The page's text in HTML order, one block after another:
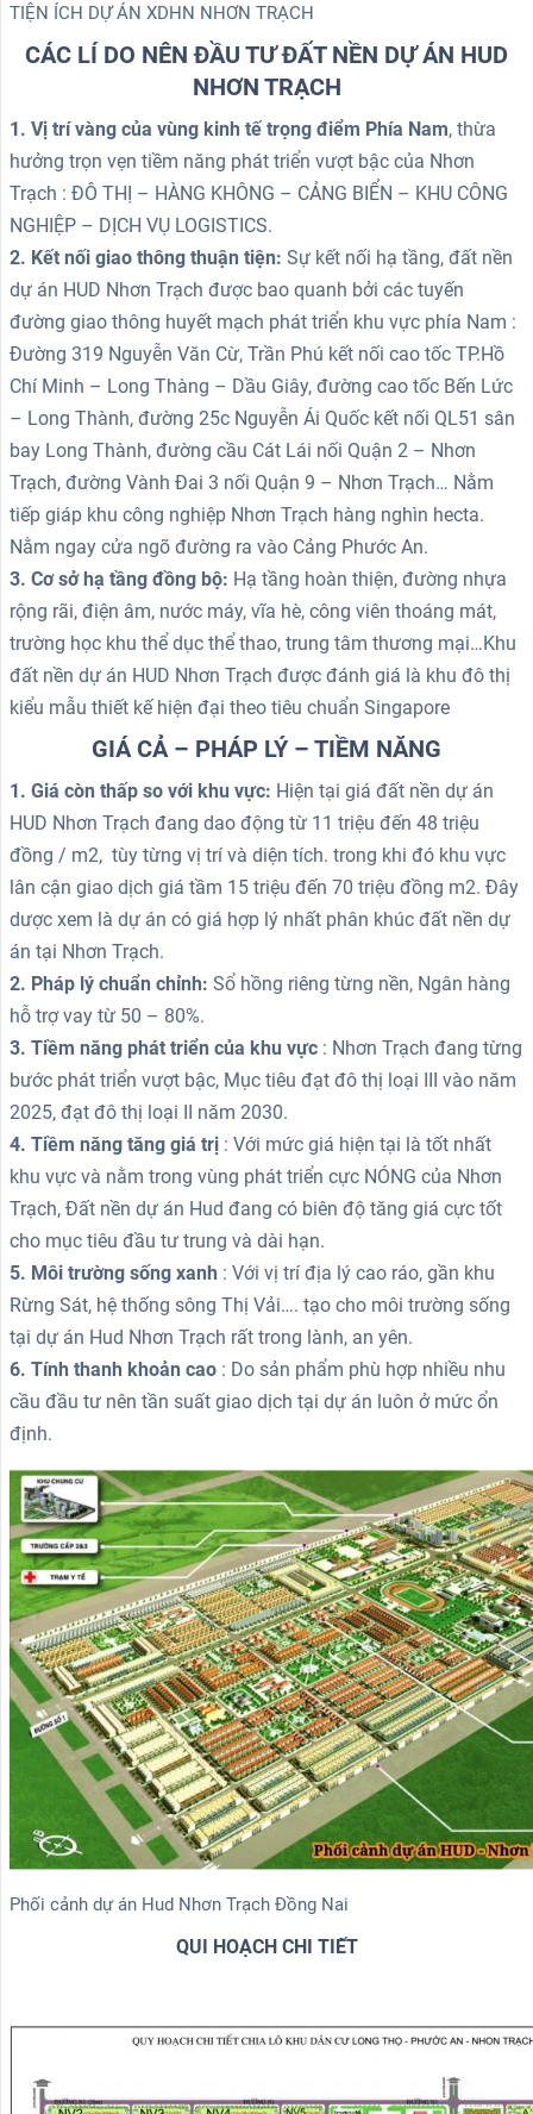
TIỆN ÍCH DỰ ÁN XDHN NHƠN TRẠCH
CÁC LÍ DO NÊN ĐẦU TƯ ĐẤT NỀN DỰ ÁN HUD
NHƠN TRẠCH
1. Vị trí vàng của vùng kinh tế trọng điểm Phía Nam, thừa
hưởng trọn vẹn tiềm năng phát triển vượt bậc của Nhơn
Trạch : ĐÔ THỊ – HÀNG KHÔNG – CẢNG BIỂN – KHU CÔNG
NGHIỆP – DỊCH VỤ LOGISTICS.
2. Kết nối giao thông thuận tiện: Sự kết nối hạ tầng, đất nền
dự án HUD Nhơn Trạch được bao quanh bởi các tuyến
đường giao thông huyết mạch phát triển khu vực phía Nam :
Đường 319 Nguyễn Văn Cừ, Trần Phú kết nối cao tốc TP.Hồ
Chí Minh – Long Thàng – Dầu Giây, đường cao tốc Bến Lức
– Long Thành, đường 25c Nguyễn Ái Quốc kết nối QL51 sân
bay Long Thành, đường cầu Cát Lái nối Quận 2 – Nhơn
Trạch, đường Vành Đai 3 nối Quận 9 – Nhơn Trạch… Nằm
tiếp giáp khu công nghiệp Nhơn Trạch hàng nghìn hecta.
Nằm ngay cửa ngõ đường ra vào Cảng Phước An.
3. Cơ sở hạ tầng đồng bộ: Hạ tầng hoàn thiện, đường nhựa
rộng rãi, điện âm, nước máy, vĩa hè, công viên thoáng mát,
trường học khu thể dục thể thao, trung tâm thương mại…Khu
đất nền dự án HUD Nhơn Trạch được đánh giá là khu đô thị
kiểu mẫu thiết kế hiện đại theo tiêu chuẩn Singapore
GIÁ CẢ – PHÁP LÝ – TIỀM NĂNG
1. Giá còn thấp so với khu vực: Hiện tại giá đất nền dự án
HUD Nhơn Trạch đang dao động từ 11 triệu đến 48 triệu
đồng / m2, tùy từng vị trí và diện tích. trong khi đó khu vực
lân cận giao dịch giá tầm 15 triệu đến 70 triệu đồng m2. Đây
dược xem là dự án có giá hợp lý nhất phân khúc đất nền dự
án tại Nhơn Trạch.
2. Pháp lý chuẩn chỉnh: Sổ hồng riêng từng nền, Ngân hàng
hỗ trợ vay từ 50 – 80%.
3. Tiềm năng phát triển của khu vực : Nhơn Trạch đang từng
bước phát triển vượt bậc, Mục tiêu đạt đô thị loại III vào năm
2025, đạt đô thị loại II năm 2030.
4. Tiềm năng tăng giá trị : Với mức giá hiện tại là tốt nhất
khu vực và nằm trong vùng phát triển cực NÓNG của Nhơn
Trạch, Đất nền dự án Hud đang có biên độ tăng giá cực tốt
cho mục tiêu đầu tư trung và dài hạn.
5. Môi trường sống xanh : Với vị trí địa lý cao ráo, gần khu
Rừng Sát, hệ thống sông Thị Vải…. tạo cho môi trường sống
tại dự án Hud Nhơn Trạch rất trong lành, an yên.
6. Tính thanh khoản cao : Do sản phẩm phù hợp nhiều nhu
cầu đầu tư nên tần suất giao dịch tại dự án luôn ở mức ổn
định.
Phối cảnh dự án Hud Nhơn Trạch Đồng Nai
QUI HOẠCH CHI TIẾT